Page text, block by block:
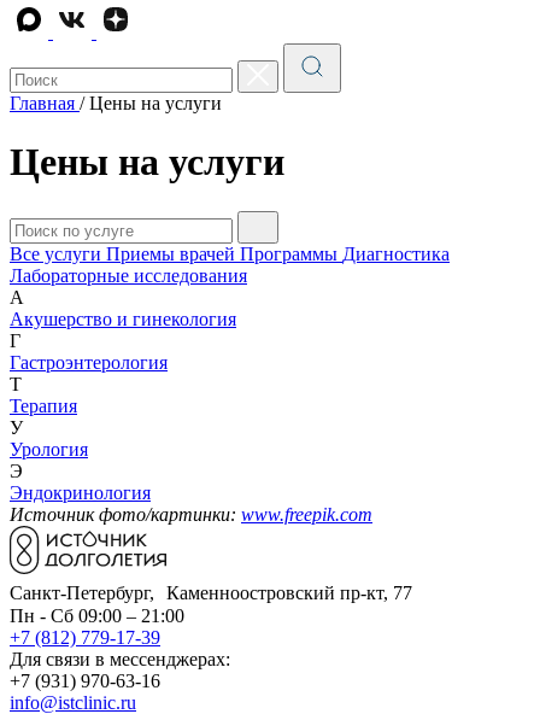
Главная / Цены на услуги
Цены на услуги
Все услуги Приемы врачей Программы Диагностика
Лабораторные исследования
А
Акушерство и гинекология
Г
Гастроэнтерология
Т
Терапия
У
Урология
Э
Эндокринология
Источник фото/картинки: www.freepik.com
Санкт-Петербург, Каменноостровский пр-кт, 77
Пн - Сб 09:00 – 21:00
+7 (812) 779-17-39
Для связи в мессенджерах:
+7 (931) 970-63-16
info@istclinic.ru